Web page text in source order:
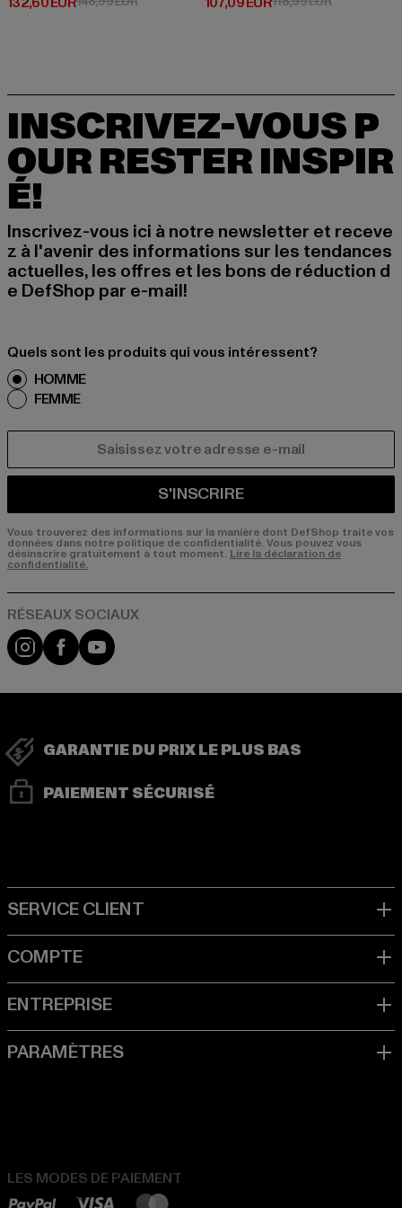
INSCRIVEZ-VOUS P
OUR RESTER INSPIR
É!
Inscrivez-vous ici à notre newsletter et receve
z à l'avenir des informations sur les tendances
actuelles, les offres et les bons de réduction d
e DefShop par e-mail!
Quels sont les produits qui vous intéressent?
HOMME
FEMME
S'INSCRIRE
Vous trouverez des informations sur la manière dont DefShop traite vos
données dans notre politique de confidentialité. Vous pouvez vous
désinscrire gratuitement à tout moment. Lire la déclaration de
confidentialité.
Visit our Instagram page:
Visit our Facebook page:
Visit our YouTube channel:
GARANTIE DU PRIX LE PLUS BAS
PAIEMENT SÉCURISÉ
LES MODES DE PAIEMENT